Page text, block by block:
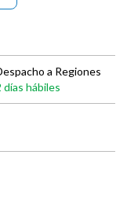
a Regiones
días hábiles